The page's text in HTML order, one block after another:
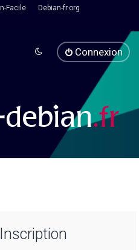
Facile
Debian-fr.org
Connexion